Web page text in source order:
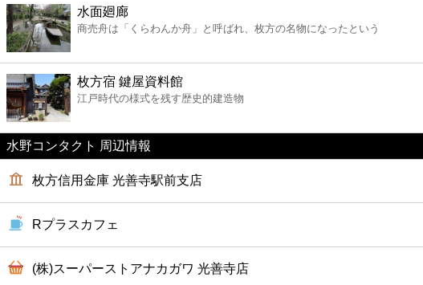
ファミレス
ファーストフード
カフェ
ショッピング
銀行
病院
水面廻廊
商売舟は「くらわんか舟」と呼ばれ、枚方の名物になったという
枚方宿 鍵屋資料館
江戸時代の様式を残す歴史的建造物
水野コンタクト 周辺情報
枚方信用金庫 光善寺駅前支店
Rプラスカフェ
(株)スーパーストアナカガワ 光善寺店